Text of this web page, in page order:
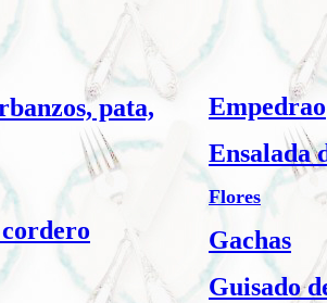
pata,
Empedrao
Ensalada
Flores
Gachas
Guisado